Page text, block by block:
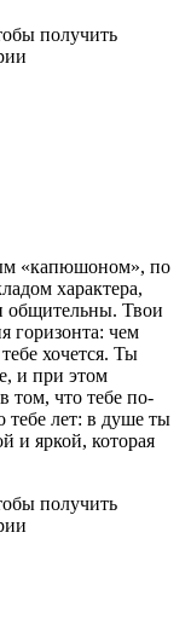
получить
«капюшоном», по
характера,
общительны. Твои
горизонта: чем
хочется. Ты
и при этом
том, что тебе по-
тебе лет: в душе ты
и яркой, которая
получить